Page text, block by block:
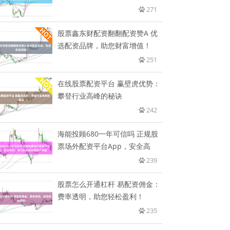
271
股票鑫东财配资翻翻配资赞A 优
选配资品牌，助您财富增值！
251
在线股票配资平台 赢壁虎优势：
攀登行业高峰的秘诀
242
海能投顾680一年可信吗 正规股
票场外配资平台App，安全高
239
股票怎么开通杠杆 易配资佣金：
费率透明，助您轻松盈利！
235